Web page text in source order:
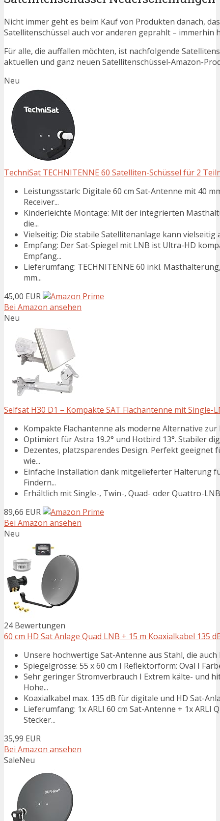
Nicht immer geht es beim Kauf von Produkten danach,
Satellitenschüssel auch vor anderen geprahlt –
Für alle, die auffallen möchten, ist nachfolgende
aktuellen und ganz neuen Satellitenschüssel-Amazon-
Neu
TechniSat TECHNITENNE 60 Satelliten-Schüssel für 2
Leistungsstark: Digitale 60 cm Sat-Antenne mit 40
Receiver...
Kinderleichte Montage: Mit der integrierten
die...
Vielseitig: Die stabile Satellitenanlage kann vielseitig
Empfang: Der Sat-Spiegel mit LNB ist Ultra-HD
Empfang...
Lieferumfang: TECHNITENNE 60 inkl.
mm...
45,00 EUR
Bei Amazon ansehen
Neu
Selfsat H30 D1 – Kompakte SAT Flachantenne mit
Kompakte Flachantenne als moderne Alternative
Optimiert für Astra 19.2° und Hotbird 13°. Stabiler
Dezentes, platzsparendes Design. Perfekt
wie...
Einfache Installation dank mitgelieferter Halterung
Findern...
Erhältlich mit Single-, Twin-, Quad- oder Quattro-
89,66 EUR
Bei Amazon ansehen
Neu
24 Bewertungen
60 cm HD Sat Anlage Quad LNB + 15 m Koaxialkabel 135
Unsere hochwertige Sat-Antenne aus Stahl, die
Spiegelgrösse: 55 x 60 cm I Reflektorform: Oval I
Sehr geringer Stromverbrauch I Extrem kälte- und
Hohe...
Koaxialkabel max. 135 dB für digitale und HD Sat-
Lieferumfang: 1x ARLI 60 cm Sat-Antenne + 1x ARLI
Stecker...
35,99 EUR
Bei Amazon ansehen
SaleNeu